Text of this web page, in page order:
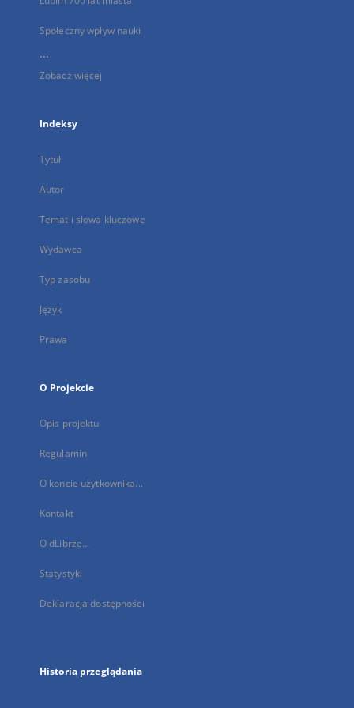
Społeczny wpływ nauki
...
Zobacz więcej
Indeksy
Tytuł
Autor
Temat i słowa kluczowe
Wydawca
Typ zasobu
Język
Prawa
O Projekcie
Opis projektu
Regulamin
O koncie użytkownika...
Kontakt
O dLibrze...
Statystyki
Deklaracja dostępności
Historia przeglądania